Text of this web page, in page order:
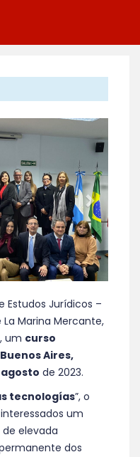
Estudos Jurídicos –
La Marina Mercante,
um curso
Buenos Aires,
agosto de 2023.
tecnologías”, o
um
elevada
dos